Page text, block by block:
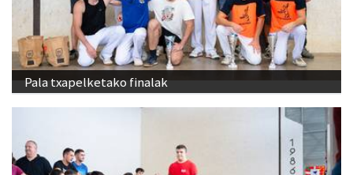
Pala txapelketako finalak